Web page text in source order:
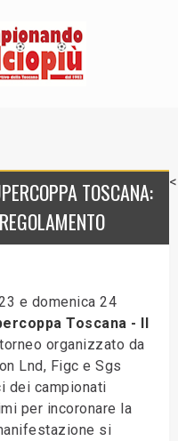
TOSCANA:
e domenica 24
Toscana - II
organizzato da
Lnd, Figc e Sgs
dei campionati
per incoronare la
si
<